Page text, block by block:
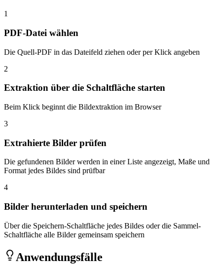
1
PDF-Datei wählen
Die Quell-PDF in das Dateifeld ziehen oder per Klick angeben
2
Extraktion über die Schaltfläche starten
Beim Klick beginnt die Bildextraktion im Browser
3
Extrahierte Bilder prüfen
Die gefundenen Bilder werden in einer Liste angezeigt, Maße und
Format jedes Bildes sind prüfbar
4
Bilder herunterladen und speichern
Über die Speichern-Schaltfläche jedes Bildes oder die Sammel-
Schaltfläche alle Bilder gemeinsam speichern
Anwendungsfälle